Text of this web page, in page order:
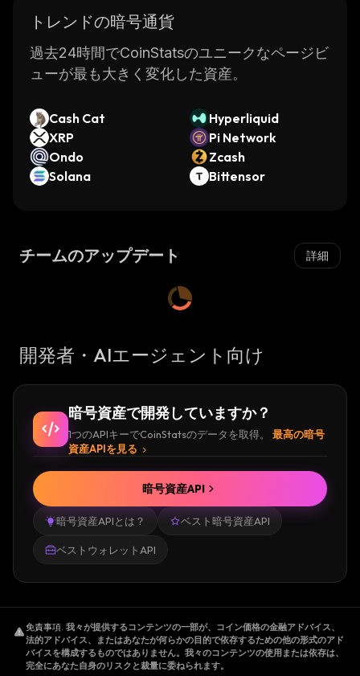
トレンドの暗号通貨
過去24時間でCoinStatsのユニークなページビ
ューが最も大きく変化した資産。
Cash Cat
Hyperliquid
XRP
Pi Network
Ondo
Zcash
Solana
Bittensor
チームのアップデート 詳細
開発者・AIエージェント向け
暗号資産で開発していますか？
1つのAPIキーでCoinStatsのデータを取得。
最高の暗号
資産APIを見る
暗号資産APIとは？ ベスト暗号資産API
ベストウォレットAPI
暗号資産API
免責事項. 我々が提供するコンテンツの一部が、コイン価格の金融アドバイス、
法的アドバイス、またはあなたが何らかの目的で依存するための他の形式のアド
バイスを構成するものではありません。我々のコンテンツの使用または依存は、
完全にあなた自身のリスクと裁量に委ねられます。